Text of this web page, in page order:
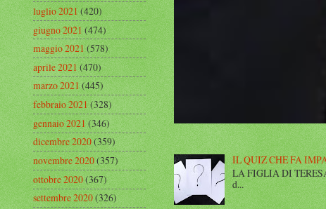
IL QUIZ CHE FA
LA FIGLIA DI
d...
luglio 2021(420)
giugno 2021(474)
maggio 2021(578)
aprile 2021(470)
marzo 2021(445)
febbraio 2021(328)
gennaio 2021(346)
dicembre 2020(359)
novembre 2020(357)
ottobre 2020(367)
settembre 2020(326)